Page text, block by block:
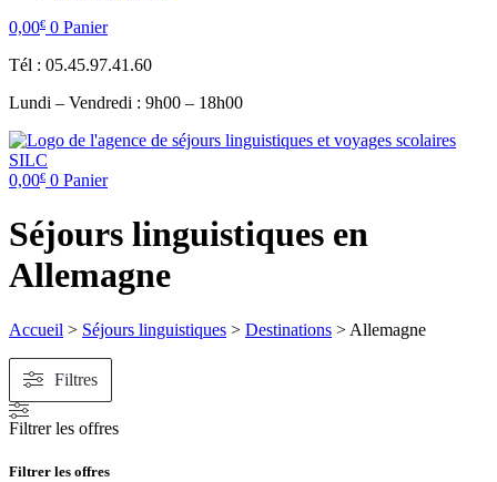
0,00€ 0 Panier
Tél : 05.45.97.41.60
Lundi – Vendredi : 9h00 – 18h00
0,00€ 0 Panier
Séjours linguistiques en
Allemagne
Accueil > Séjours linguistiques > Destinations > Allemagne
Filtres
Filtrer les offres
Filtrer les offres